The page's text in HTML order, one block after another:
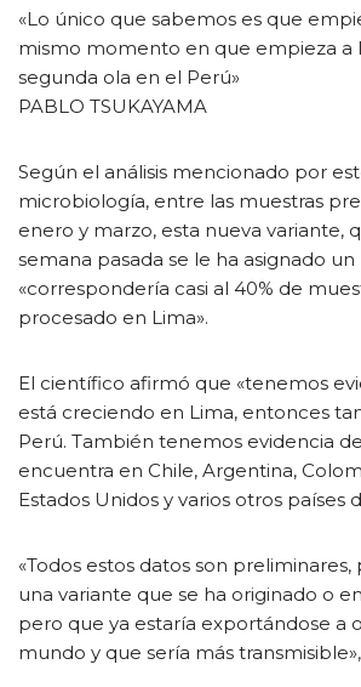
«Lo único que sabemos es que
mismo momento en que empieza a
segunda ola en el Perú»
PABLO TSUKAYAMA
Según el análisis mencionado por
microbiología, entre las muestras
enero y marzo, esta nueva variante,
semana pasada se le ha asignado un
«correspondería casi al 40% de
procesado en Lima».
El científico afirmó que «tenemos
está creciendo en Lima, entonces
Perú. También tenemos evidencia
encuentra en Chile, Argentina,
Estados Unidos y varios otros países
«Todos estos datos son
una variante que se ha originado o
pero que ya estaría exportándose a
mundo y que sería más